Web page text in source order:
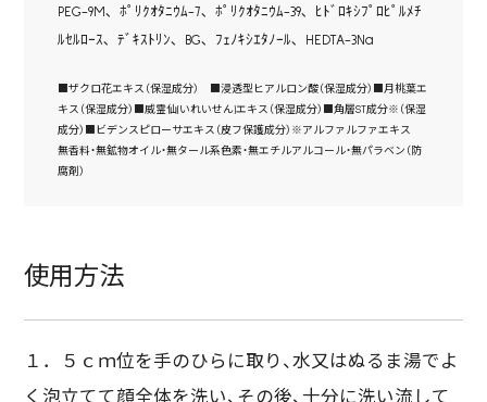
PEG-9M､ ﾎﾟﾘｸｵﾀﾆｳﾑ-7､ ﾎﾟﾘｸｵﾀﾆｳﾑ-39､ ﾋﾄﾞﾛｷｼﾌﾟﾛﾋﾟﾙﾒﾁ
ﾙｾﾙﾛｰｽ､ ﾃﾞｷｽﾄﾘﾝ､ BG､ ﾌｪﾉｷｼｴﾀﾉｰﾙ､ HEDTA-3Na
■ザクロ花エキス（保湿成分） ■浸透型ヒアルロン酸（保湿成分）■月桃葉エ
キス（保湿成分）■威霊仙(いれいせん)エキス（保湿成分）■角層ST成分※（保湿
成分）■ビデンスピローサエキス（皮フ保護成分）※アルファルファエキス
無香料・無鉱物オイル・無タール系色素・無エチルアルコール・無パラベン（防
腐剤）
使用方法
１．５ｃｍ位を手のひらに取り、水又はぬるま湯でよ
く泡立てて顔全体を洗い、その後、十分に洗い流して